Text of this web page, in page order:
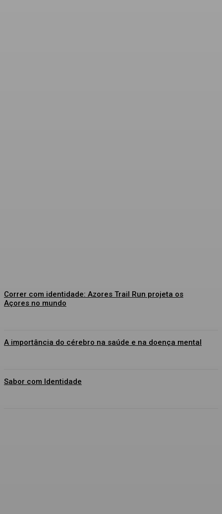
Correr com identidade: Azores Trail Run projeta os
Açores no mundo
A importância do cérebro na saúde e na doença mental
Sabor com Identidade